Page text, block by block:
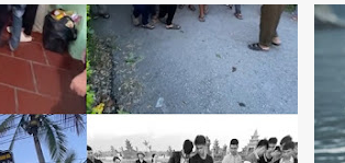
ĐÌNH